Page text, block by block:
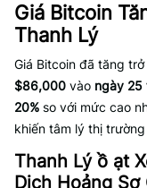
Giá Bitcoin
Thanh Lý
Giá Bitcoin đã tăng trở
$86,000 vào ngày 25
20% so với mức cao
khiến tâm lý thị
Thanh Lý ồ ạt
Dịch Hoảng